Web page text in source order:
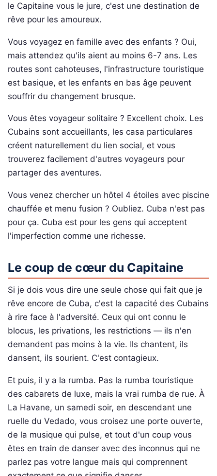
le Capitaine vous le jure, c'est une destination de
rêve pour les amoureux.
Vous voyagez en famille avec des enfants ? Oui,
mais attendez qu'ils aient au moins 6-7 ans. Les
routes sont cahoteuses, l'infrastructure touristique
est basique, et les enfants en bas âge peuvent
souffrir du changement brusque.
Vous êtes voyageur solitaire ? Excellent choix. Les
Cubains sont accueillants, les casa particulares
créent naturellement du lien social, et vous
trouverez facilement d'autres voyageurs pour
partager des aventures.
Vous venez chercher un hôtel 4 étoiles avec piscine
chauffée et menu fusion ? Oubliez. Cuba n'est pas
pour ça. Cuba est pour les gens qui acceptent
l'imperfection comme une richesse.
Le coup de cœur du Capitaine
Si je dois vous dire une seule chose qui fait que je
rêve encore de Cuba, c'est la capacité des Cubains
à rire face à l'adversité. Ceux qui ont connu le
blocus, les privations, les restrictions — ils n'en
demandent pas moins à la vie. Ils chantent, ils
dansent, ils sourient. C'est contagieux.
Et puis, il y a la rumba. Pas la rumba touristique
des cabarets de luxe, mais la vrai rumba de rue. À
La Havane, un samedi soir, en descendant une
ruelle du Vedado, vous croisez une porte ouverte,
de la musique qui pulse, et tout d'un coup vous
êtes en train de danser avec des inconnus qui ne
parlez pas votre langue mais qui comprennent